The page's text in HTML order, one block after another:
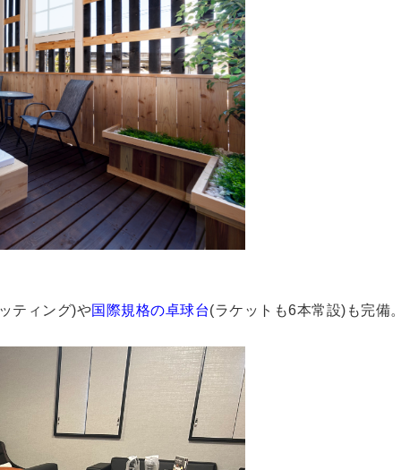
ティング)や国際規格の卓球台(ラケットも6本常設)も完備